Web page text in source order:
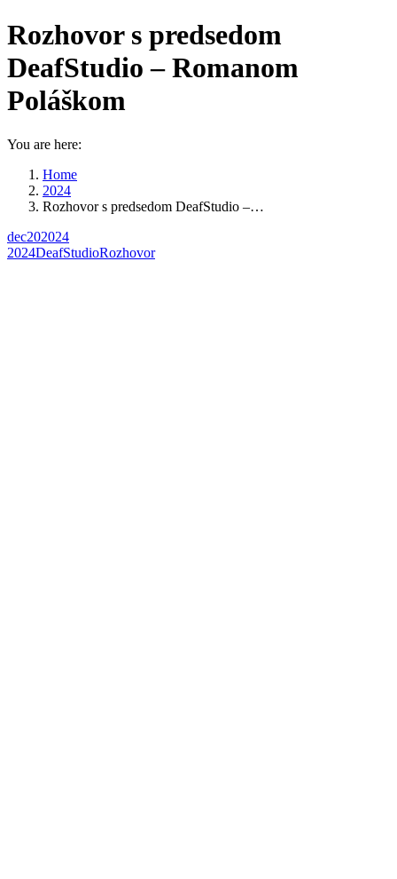
Rozhovor s predsedom
DeafStudio – Romanom
Poláškom
You are here:
Home
2024
Rozhovor s predsedom DeafStudio –…
dec202024
2024DeafStudioRozhovor